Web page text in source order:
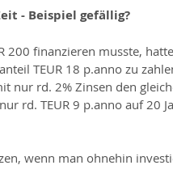
- Beispiel gefällig?
200 finanzieren musste,
TEUR 18 p.anno zu
nur rd. 2% Zinsen den
rd. TEUR 9 p.anno auf 20
wenn man ohnehin